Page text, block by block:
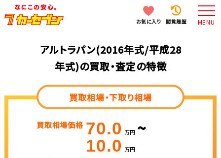
お気に入り 閲覧履歴 MENU
アルトラパン(2016年式/平成28
年式)の買取・査定の特徴
買取相場・下取り相場
買取相場価格 70.0 万円 ~
10.0 万円